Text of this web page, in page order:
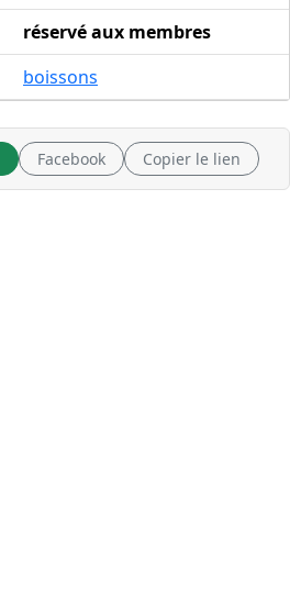
réservé aux membres
boissons
Facebook Copier le lien